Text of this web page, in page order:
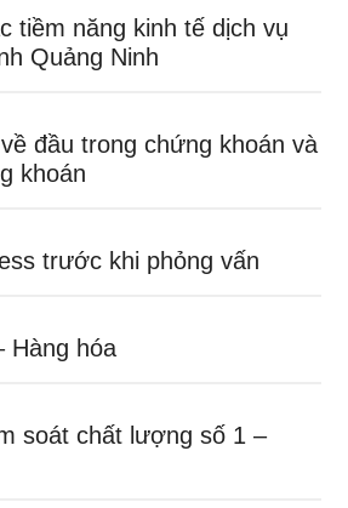
tiềm năng kinh tế dịch vụ
Quảng Ninh
đầu trong chứng khoán và
khoán
trước khi phỏng vấn
Hàng hóa
soát chất lượng số 1 –